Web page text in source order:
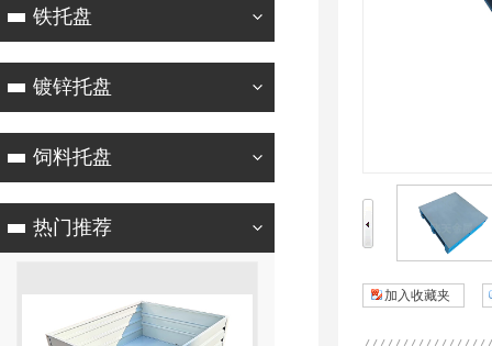
铁托盘
镀锌托盘
饲料托盘
热门推荐
加入收藏夹